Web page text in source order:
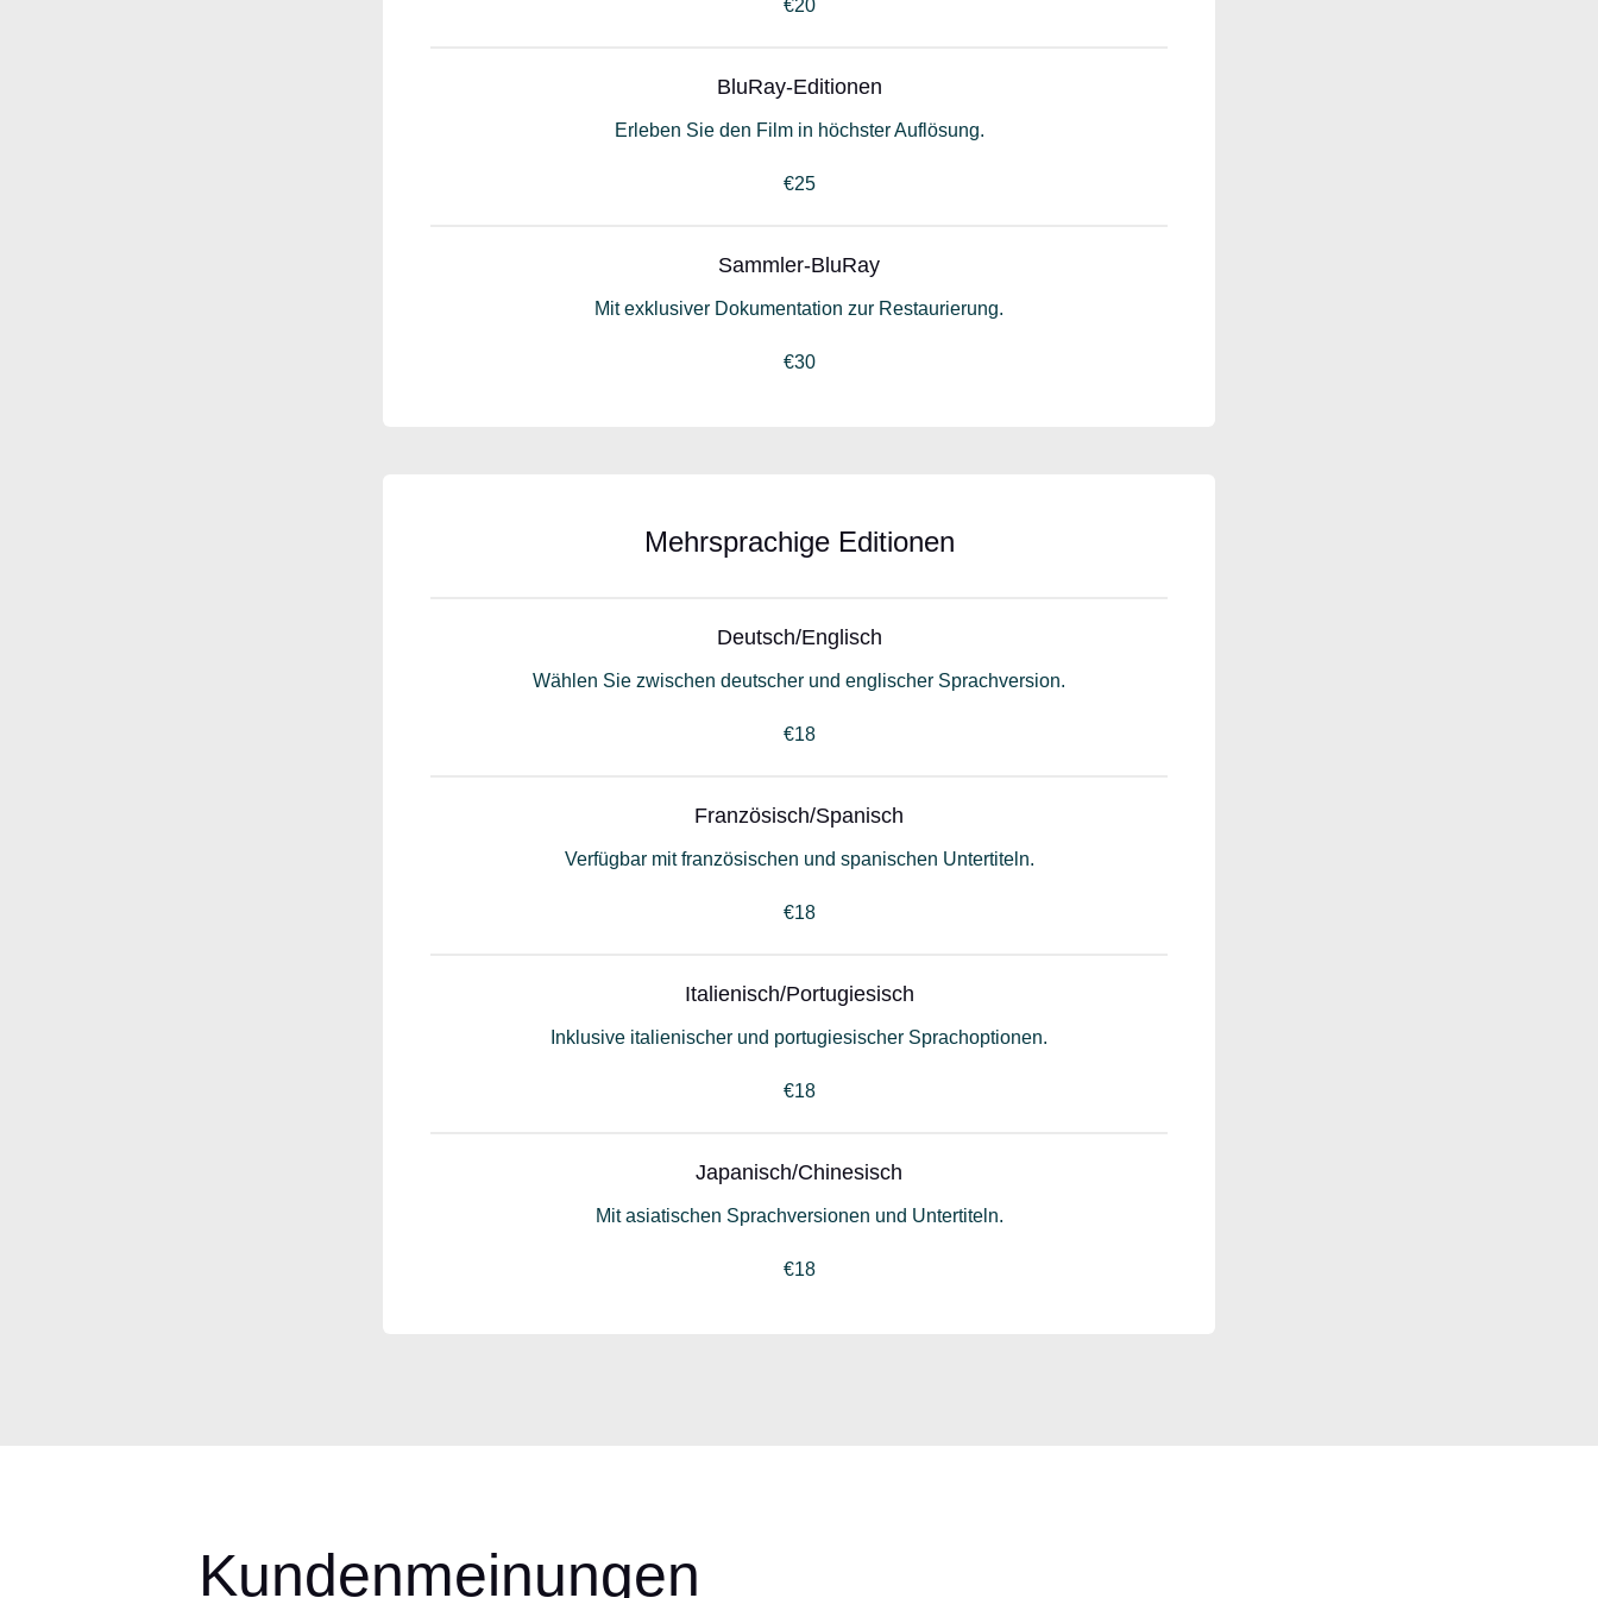
€20
BluRay-Editionen
Erleben Sie den Film in höchster Auflösung.
€25
Sammler-BluRay
Mit exklusiver Dokumentation zur Restaurierung.
€30
Mehrsprachige Editionen
Deutsch/Englisch
Wählen Sie zwischen deutscher und englischer Sprachversion.
€18
Französisch/Spanisch
Verfügbar mit französischen und spanischen Untertiteln.
€18
Italienisch/Portugiesisch
Inklusive italienischer und portugiesischer Sprachoptionen.
€18
Japanisch/Chinesisch
Mit asiatischen Sprachversionen und Untertiteln.
€18
Kundenmeinungen